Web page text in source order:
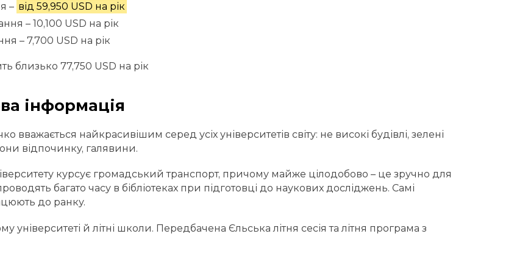
– від 59,950 USD на рік
– 10,100 USD на рік
– 7,700 USD на рік
близько 77,750 USD на рік
інформація
вважається найкрасивішим серед усіх університетів світу: не високі будівлі, зелені
відпочинку, галявини.
курсує громадський транспорт, причому майже цілодобово – це зручно для
багато часу в бібліотеках при підготовці до наукових досліджень. Самі
до ранку.
університеті й літні школи. Передбачена Єльська літня сесія та літня програма з